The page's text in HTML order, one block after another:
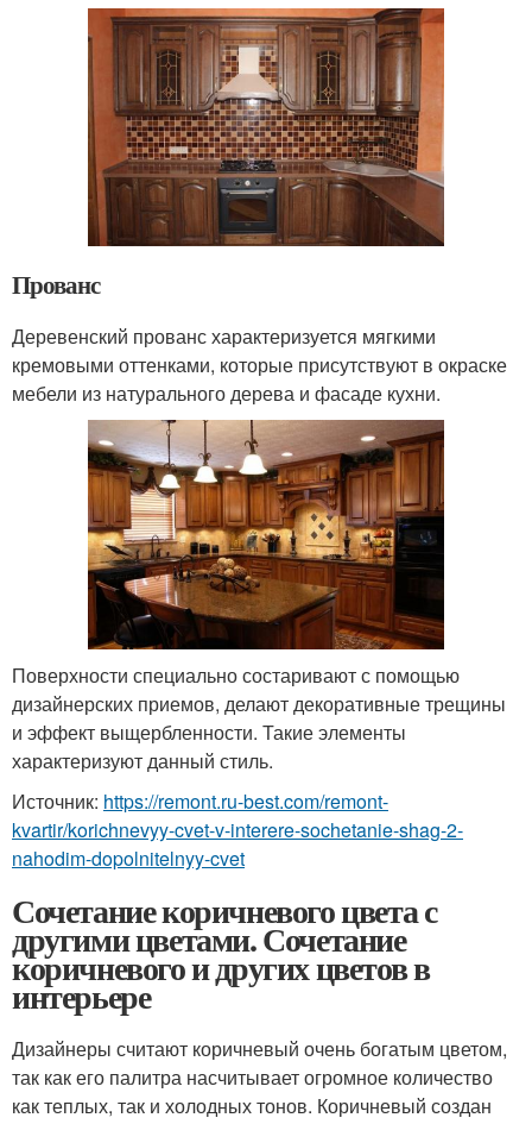
Прованс
Деревенский прованс характеризуется мягкими
кремовыми оттенками, которые присутствуют в окраске
мебели из натурального дерева и фасаде кухни.
Поверхности специально состаривают с помощью
дизайнерских приемов, делают декоративные трещины
и эффект выщербленности. Такие элементы
характеризуют данный стиль.
Источник: https://remont.ru-best.com/remont-
kvartir/korichnevyy-cvet-v-interere-sochetanie-shag-2-
nahodim-dopolnitelnyy-cvet
Сочетание коричневого цвета с
другими цветами. Сочетание
коричневого и других цветов в
интерьере
Дизайнеры считают коричневый очень богатым цветом,
так как его палитра насчитывает огромное количество
как теплых, так и холодных тонов. Коричневый создан